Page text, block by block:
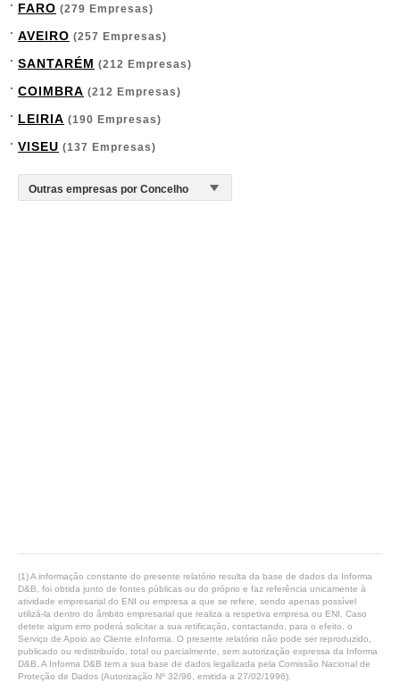
FARO (279 Empresas)
AVEIRO (257 Empresas)
SANTARÉM (212 Empresas)
COIMBRA (212 Empresas)
LEIRIA (190 Empresas)
VISEU (137 Empresas)
(1) A informação constante do presente relatório resulta da base de dados da Informa
D&B, foi obtida junto de fontes públicas ou do próprio e faz referência unicamente à
atividade empresarial do ENI ou empresa a que se refere, sendo apenas possível
utilizá-la dentro do âmbito empresarial que realiza a respetiva empresa ou ENI. Caso
detete algum erro poderá solicitar a sua retificação, contactando, para o efeito, o
Serviço de Apoio ao Cliente eInforma. O presente relatório não pode ser reproduzido,
publicado ou redistribuído, total ou parcialmente, sem autorização expressa da Informa
D&B. A Informa D&B tem a sua base de dados legalizada pela Comissão Nacional de
Proteção de Dados (Autorização Nº 32/96, emitida a 27/02/1996).